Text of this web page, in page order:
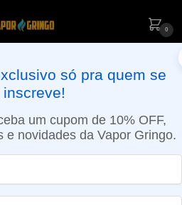
0
15:30 VIA MOTOBOY
só pra quem se
inscreve!
um cupom de 10% OFF,
e novidades da Vapor Gringo.